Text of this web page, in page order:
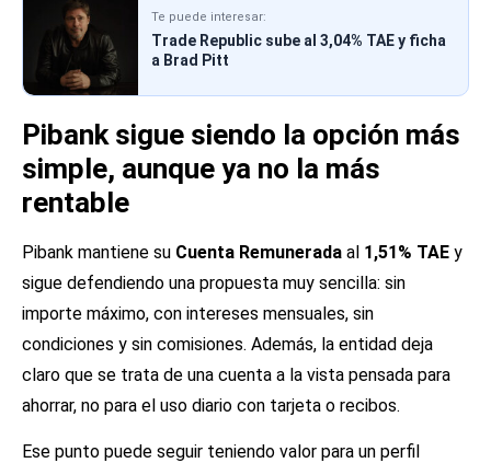
Te puede interesar:
Trade Republic sube al 3,04% TAE y ficha
a Brad Pitt
Pibank sigue siendo la opción más
simple, aunque ya no la más
rentable
Pibank mantiene su Cuenta Remunerada al 1,51% TAE y
sigue defendiendo una propuesta muy sencilla: sin
importe máximo, con intereses mensuales, sin
condiciones y sin comisiones. Además, la entidad deja
claro que se trata de una cuenta a la vista pensada para
ahorrar, no para el uso diario con tarjeta o recibos.
Ese punto puede seguir teniendo valor para un perfil